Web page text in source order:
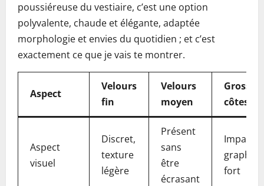
poussiéreuse du vestiaire, c’est une option
polyvalente, chaude et élégante, adaptée
morphologie et envies du quotidien ; et c’est
exactement ce que je vais te montrer.
Aspect
Velours
fin
Velours
moyen
Grosses
côtes
Aspect
visuel
Discret,
texture
légère
Présent
sans
être
écrasant
Impact
fort